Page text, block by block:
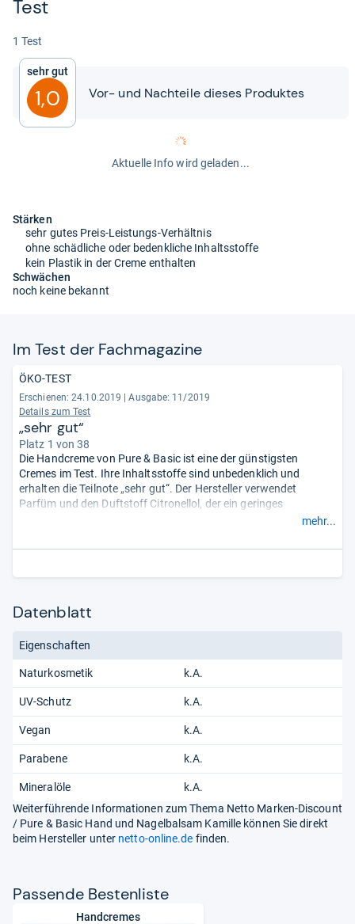
Test
1 Test
Sehr gut
1,0 Vor-​​ und Nach­teile die­ses Pro­duk­tes
Aktuelle Info wird geladen...
Stärken
sehr gutes Preis-Leistungs-Verhältnis
ohne schädliche oder bedenkliche Inhaltsstoffe
kein Plastik in der Creme enthalten
Schwächen
noch keine bekannt
Im Test der Fach­ma­ga­zine
ÖKO-TEST
Erschienen: 24.10.2019
Ausgabe: 11/2019
Details zum Test
„sehr gut“
Platz 1 von 38
Die Handcreme von Pure & Basic ist eine der günstigsten
Cremes im Test. Ihre Inhaltsstoffe sind unbedenklich und
erhalten die Teilnote „sehr gut“. Der Hersteller verwendet
Parfüm und den Duftstoff Citronellol, der ein geringes
Allergiepotential hat. Die Handcreme ist frei von PEG/PEG-
keine umweltbelastenden Kunststoffverbindungen
mehr...
Datenblatt
Eigenschaften
Naturkosmetik k.A.
UV-Schutz k.A.
Vegan k.A.
Parabene k.A.
Mineralöle
k.A.
Weiterführende Informationen zum Thema Netto Marken-Discount
/ Pure & Basic Hand und Nagelbalsam Kamille können Sie direkt
beim Hersteller unter netto-online.de finden.
Pas­sende Bes­ten­liste
Handcremes